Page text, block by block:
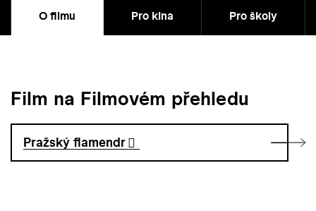
O filmu Pro kina Pro školy
Film na Filmovém přehledu
Pražský flamendr